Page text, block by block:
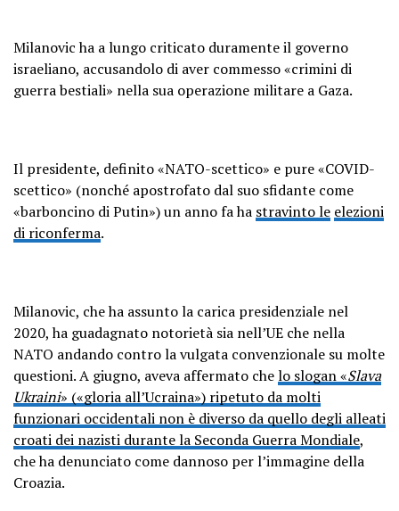
Milanovic ha a lungo criticato duramente il governo
israeliano, accusandolo di aver commesso «crimini di
guerra bestiali» nella sua operazione militare a Gaza.
Il presidente, definito «NATO-scettico» e pure «COVID-
scettico» (nonché apostrofato dal suo sfidante come
«barboncino di Putin») un anno fa ha stravinto le elezioni
di riconferma.
Milanovic, che ha assunto la carica presidenziale nel
2020, ha guadagnato notorietà sia nell’UE che nella
NATO andando contro la vulgata convenzionale su molte
questioni. A giugno, aveva affermato chelo slogan «Slava
Ukraini» («gloria all’Ucraina») ripetuto da molti
funzionari occidentali non è diverso da quello degli alleati
croati dei nazisti durante la Seconda Guerra Mondiale,
che ha denunciato come dannoso per l’immagine della
Croazia.